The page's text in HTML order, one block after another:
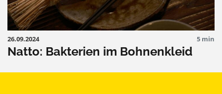
26.09.2024 5 min
Natto: Bakterien im Bohnenkleid